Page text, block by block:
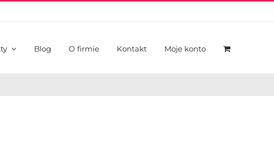
Blog O firmie Kontakt Moje konto